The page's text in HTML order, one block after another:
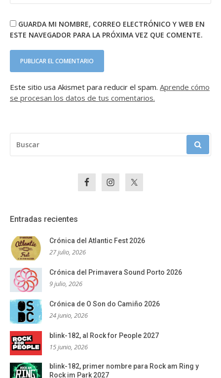
GUARDA MI NOMBRE, CORREO ELECTRÓNICO Y WEB EN
ESTE NAVEGADOR PARA LA PRÓXIMA VEZ QUE COMENTE.
Este sitio usa Akismet para reducir el spam. Aprende cómo
se procesan los datos de tus comentarios.
Entradas recientes
Crónica del Atlantic Fest 2026
27 julio, 2026
Crónica del Primavera Sound Porto 2026
9 julio, 2026
Crónica de O Son do Camiño 2026
24 junio, 2026
blink-182, al Rock for People 2027
15 junio, 2026
blink-182, primer nombre para Rock am Ring y
Rock im Park 2027